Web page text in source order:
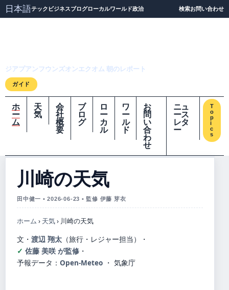
日本語テック ビジネスブログローカルワールド政治 検索お問い合わせ
ジアプアンフウンズオンエクオム 朝のレポート
ガイド
ホ
ー
ム
天
気
会
社
概
要
ブ
ロ
グ
ロ
ー
カ
ル
ワ
ー
ル
ド
お
問
い
合
わ
せ
ニュ
ース
レタ
ー
T
o
p
i
c
s
川崎の天気
田中健一 • 2026-06-23 • 監修 伊藤 芽衣
ホーム › 天気› 川崎の天気
文・ 渡辺 翔太 （旅行・レジャー担当）
・
佐藤 美咲 が監修 ・
予報データ： Open-Meteo ・ 気象庁